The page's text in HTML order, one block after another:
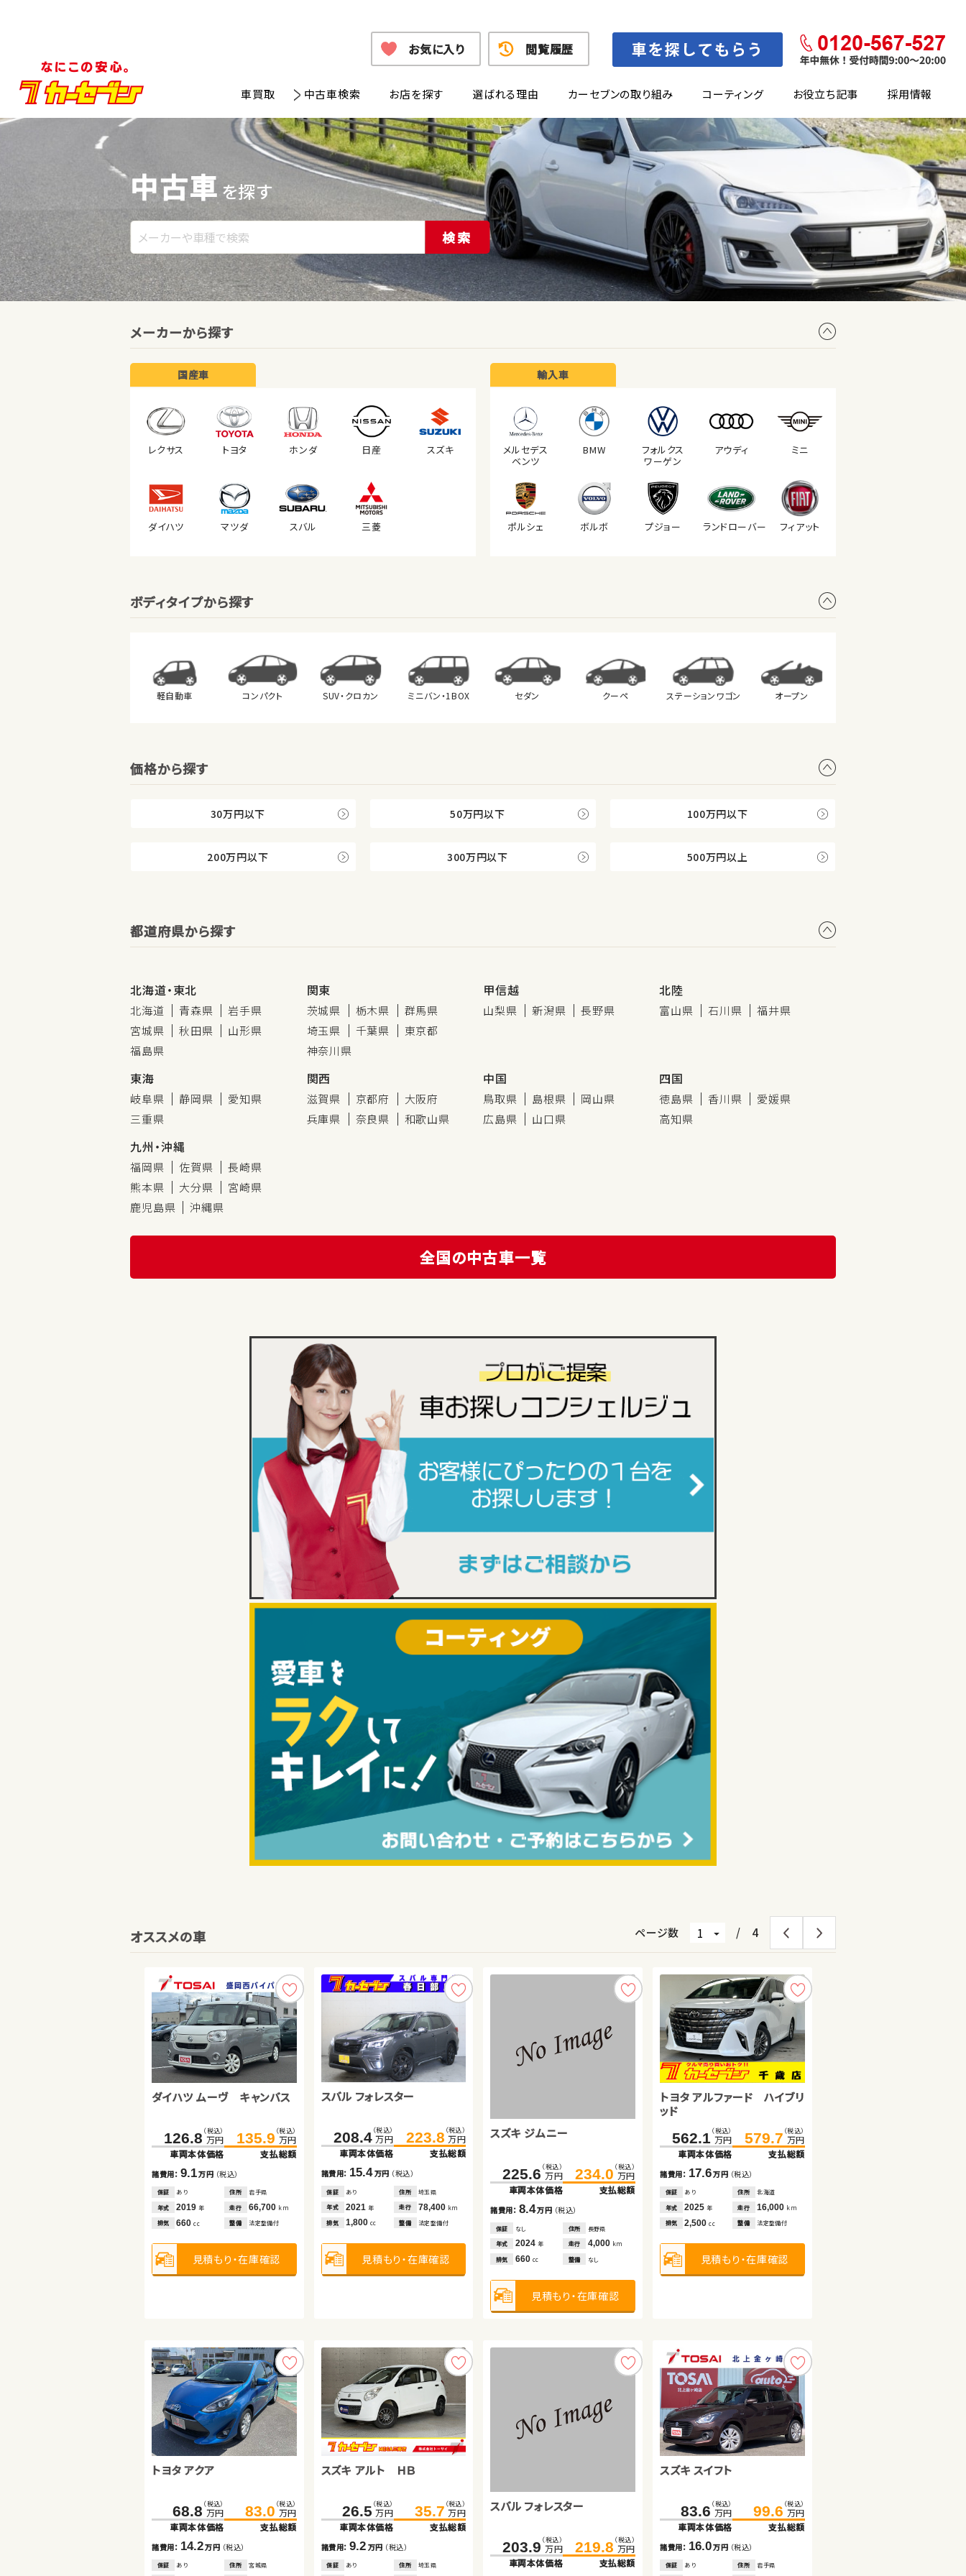
車買取 中古車検索 お店を探す 選ばれる理由 カーセブンの取り組み コーティング お役立ち記事 採用情報
お気に入り 閲覧履歴
中古車 を探す
検索
メーカーから探す
国産車
レクサス トヨタ ホンダ 日産 スズキ
ダイハツ マツダ スバル 三菱
輸入車
メルセデス
ベンツ
BMW
フォルクス
ワーゲン
アウディ ミニ
ポルシェ ボルボ プジョー ランドローバー フィアット
ボディタイプから探す
軽自動車 コンパクト SUV・クロカン ミニバン・1BOX セダン クーペ ステーション ワゴン オープン
価格から探す
30万円以下 50万円以下 100万円以下
200万円以下 300万円以下 500万円以上
都道府県から探す
北海道・東北
北海道 青森県
岩手県
宮城県
秋田県
山形県
福島県
関東
茨城県 栃木県
群馬県
埼玉県
千葉県
東京都
神奈川県
甲信越
山梨県 新潟県 長野県
北陸
富山県 石川県 福井県
東海
岐阜県 静岡県
愛知県
三重県
関西
滋賀県 京都府
大阪府
兵庫県
奈良県 和歌山県
中国
鳥取県 島根県
岡山県
広島県
山口県
四国
徳島県 香川県
愛媛県
高知県
九州・沖縄
福岡県 佐賀県
長崎県
熊本県
大分県
宮崎県
鹿児島県
沖縄県
全国の中古車一覧
オススメの車 ページ数 / 4
ダイハツ ムーヴ キャンバス
126.8 （税込）
万円
車両本体価格
135.9 （税込）
万円
支払総額
諸費用： 9.1万円 （税込）
保証 あり 住所
岩手県
年式
2019年 走行 66,700 km
排気
660cc 整備 法定整備付
見積もり・在庫確認
スバル フォレスター
208.4（税込）
万円
車両本体価格
223.8 （税込）
万円
支払総額
諸費用： 15.4万円 （税込）
保証 あり 住所
埼玉県
年式
2021年 走行 78,400 km
排気
1,800cc 整備 法定整備付
見積もり・在庫確認
スズキ ジムニー
225.6 （税込）
万円
車両本体価格
234.0 （税込）
万円
支払総額
諸費用： 8.4万円 （税込）
保証 なし 住所
長野県
年式
2024 年 走行 4,000 km
排気
660 cc 整備 なし
見積もり・在庫確認
トヨタ アルファード ハイブリ
ッド
562.1 （税込）
万円
車両本体価格
579.7 （税込）
万円
支払総額
諸費用： 17.6万円 （税込）
保証 あり 住所
北海道
年式
2025年 走行 16,000 km
排気
2,500cc 整備 法定整備付
見積もり・在庫確認
トヨタ アクア
68.8 （税込）
万円
車両本体価格
83.0 （税込）
万円
支払総額
諸費用： 14.2万円 （税込）
保証 あり 住所 宮城県
スズキ アルト ＨＢ
26.5 （税込）
万円
車両本体価格
35.7 （税込）
万円
支払総額
諸費用：9.2 万円 （税込）
保証 あり 住所 埼玉県
スバル フォレスター
203.9 （税込）
万円
車両本体価格
219.8 （税込）
万円
支払総額
スズキ スイフト
83.6 （税込）
万円
車両本体価格
99.6 （税込）
万円
支払総額
諸費用： 16.0万円 （税込）
保証 あり 住所 岩手県
トヨタ ルーミー
159.7 （税込）
万円
車両本体価格
164.9 （税込）
万円
支払総額
諸費用： 5.2万円 （税込）
保証 なし 住所
岡山県
年式
2020年 走行 19,000 km
排気
1,000 整備 法定整備付
見積もり・在庫確認
ダイハツ タント
64.6（税込）
万円
車両本体価格
69.8 （税込）
万円
支払総額
諸費用： 5.2万円（税込）
保証 あり 住所
青森県
年式
2017年 走行 96,900 km
排気
660cc 整備 法定整備付
見積もり・在庫確認
98.5（税込）
万円
諸費用：16.3 万円（税込）
あり
北海道
年式
2017年 走行
見積もり・在庫確認
トヨタ プリウス アルファ
61.6 （税込）
万円
車両本体価格
69.7 （税込）
万円
支払総額
諸費用： 8.1 万円（税込）
保証 なし 住所
岡山県
年式
2011年 走行 99,800 km
排気
1,800cc 整備 法定整備付
見積もり・在庫確認
トヨタ ノア ハイブリッド
284.8（税込）
万円
諸費用：13.3 万円（税込）
あり
埼玉県
年式
2020年 走行
日産 セレナ
155.6（税込）
万円
169.5
諸費用：13.9 万円（税込）
あり
岩手県
年式
2017年 走行
60.2（税込）
万円
諸費用：15.6 万円（税込）
あり 埼玉県
トヨタ ノア
83.7 万円
諸費用： 15.7 万円（税込）
保証 なし 住所
大分県
排気
ホンダ Ｎ ＢＯＸ
149.0 （税込）
万円
車両本体価格
157.7 （税込）
万円
支払総額
諸費用： 8.7万円 （税込）
保証 あり 住所
愛知県
年式
2021年 走行 6,100km
排気
660cc 整備 法定整備付
見積もり・在庫確認
スズキ ワゴンＲ スティングレ
16.6（税込）
万円
車両本体価格
24.8 （税込）
万円
支払総額
諸費用： 8.2万円（税込）
保証 なし 住所
青森県
年式
2012年 走行 197,700km
排気
660cc 整備 法定整備付
見積もり・在庫確認
68.3（税込）
万円
諸費用：11.2 万円（税込）
あり
埼玉県
年式
2013年 走行
見積もり・在庫確認
トヨタ アルファード ハイブリ
ッド
131.7 （税込）
万円
車両本体価格
145.9 （税込）
万円
支払総額
諸費用： 14.2万円 （税込）
保証 あり 住所
岩手県
年式
2012年 走行 79,500 km
排気
2,400cc 整備 法定整備付
見積もり・在庫確認
ホンダ フリード
227.0（税込）
万円
諸費用：6.8万円（税込）
あり
山口県
年式
2023年 走行
トヨタ ヴェルファイア ハイブ
リッド
265.6（税込）
万円
279.9
諸費用：14.3 万円（税込）
あり
岩手県
年式
2016年 走行
スズキ ワゴンＲ スティングレ
車両本体価格
支払総額
諸費用：7.4万円（税込）
年式
2024年 走行 11,500km
660cc 法定整備付
ホンダ フリードスパイク ハ
イブリッド
72.0（税込）
万円
諸費用：21.5 万円（税込）
あり
埼玉県
年式
2013年 走行
スズキ ジムニー
150.9（税込）
万円
車両本体価格
153.8 （税込）
万円
支払総額
諸費用： 2.9万円（税込）
保証 あり 住所
岩手県
年式
2016年 走行 67,500 km
排気
660cc 整備 法定整備付
見積もり・在庫確認
103.6（税込）
万円
諸費用：17.4 万円（税込）
あり
埼玉県
年式
2013年 走行
見積もり・在庫確認